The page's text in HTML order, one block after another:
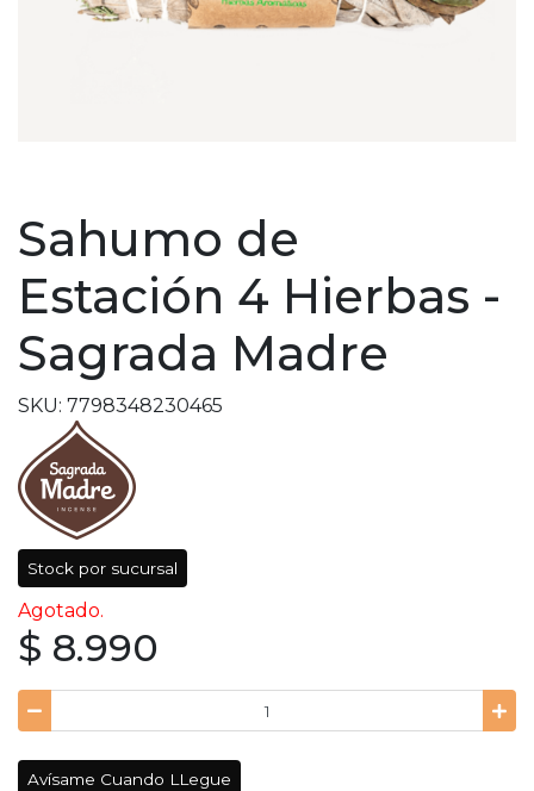
Sahumo de
Estación 4 Hierbas -
Sagrada Madre
SKU: 7798348230465
Stock por sucursal
Agotado.
$ 8.990
Avísame Cuando LLegue